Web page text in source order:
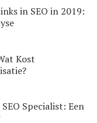
in SEO in 2019:
Kost
Specialist: Een